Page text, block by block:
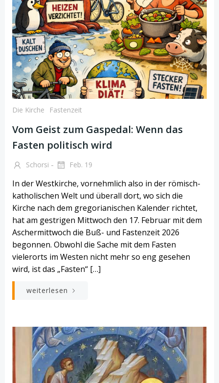
Die Kirche Fastenzeit
Vom Geist zum Gaspedal: Wenn das
Fasten politisch wird
Schorsi - Feb. 19
In der Westkirche, vornehmlich also in der römisch-
katholischen Welt und überall dort, wo sich die
Kirche nach dem gregorianischen Kalender richtet,
hat am gestrigen Mittwoch den 17. Februar mit dem
Aschermittwoch die Buß- und Fastenzeit 2026
begonnen. Obwohl die Sache mit dem Fasten
vielerorts im Westen nicht mehr so eng gesehen
wird, ist das „Fasten“ […]
weiterlesen